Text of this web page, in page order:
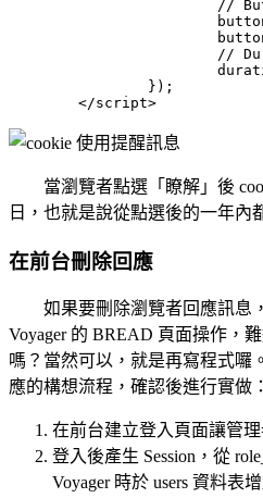
當瀏覽者點選「瞭解」後
日，也就是說從點選後的一年內
在前台刪除回應
如果要刪除瀏覽者回應訊息
Voyager 的 BREAD 頁面操作，
嗎？當然可以，就是再寫程式囉
應的構想流程，確認後進行實做：
在前台建立登入頁面讓管理
登入後產生 Session，從
Voyager 時於 users 資料表